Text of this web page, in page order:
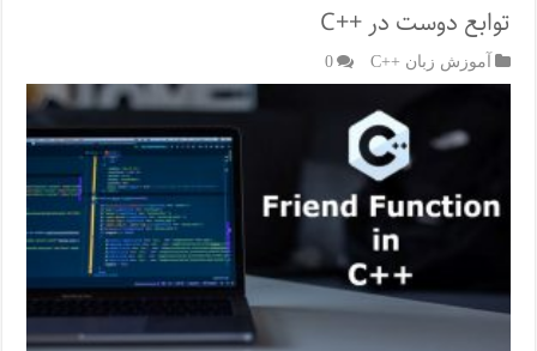
توابع دوست در ++C
آموزش زبان ++C 0